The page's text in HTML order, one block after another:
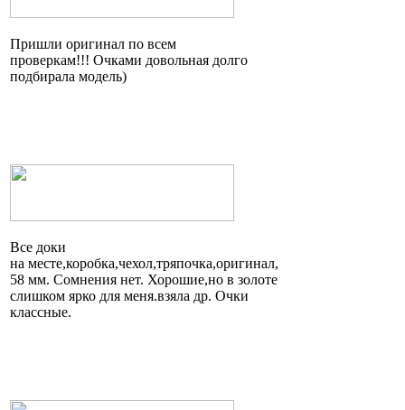
Пришли оригинал по всем
проверкам!!! Очками довольная долго
подбирала модель)
Все доки
на месте,коробка,чехол,тряпочка,оригинал,
58 мм. Сомнения нет. Хорошие,но в золоте
слишком ярко для меня.взяла др. Очки
классные.